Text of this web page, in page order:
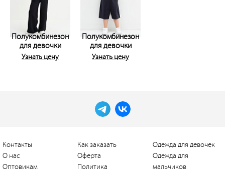
Полукомбинезон
для девочки
Узнать цену
Полукомбинезон
для девочки
Узнать цену
Контакты
О нас
Оптовикам
Как заказать
Оферта
Политика
Одежда для девочек
Одежда для
мальчиков